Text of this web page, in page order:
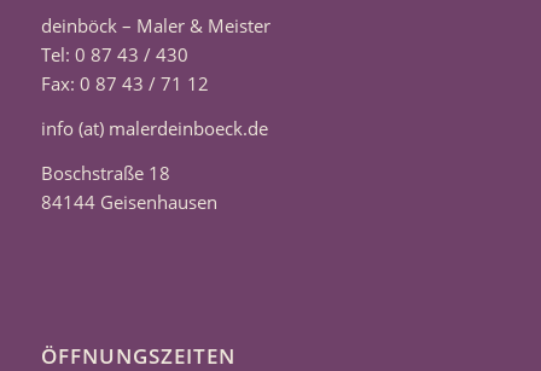
deinböck – Maler & Meister
Tel: 0 87 43 / 430
Fax: 0 87 43 / 71 12
info (at) malerdeinboeck.de
Boschstraße 18
84144 Geisenhausen
ÖFFNUNGSZEITEN